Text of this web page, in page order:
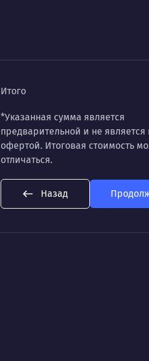
Итого
*Указанная сумма является
предварительной и не является
офертой. Итоговая стоимость
отличаться.
Назад